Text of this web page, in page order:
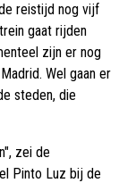
reistijd nog vijf
gaat rijden
zijn er nog
Wel gaan er
steden, die
zei de
Pinto Luz bij de